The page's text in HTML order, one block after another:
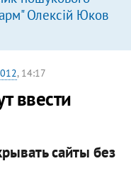
Олексій Юков
, 14:17
ввести
сайты без